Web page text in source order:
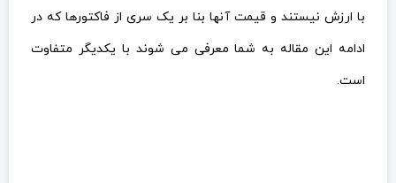
با ارزش نیستند و قیمت آنها بنا بر یک سری از فاکتورها که در
ادامه این مقاله به شما معرفی می شوند با یکدیگر متفاوت
است.